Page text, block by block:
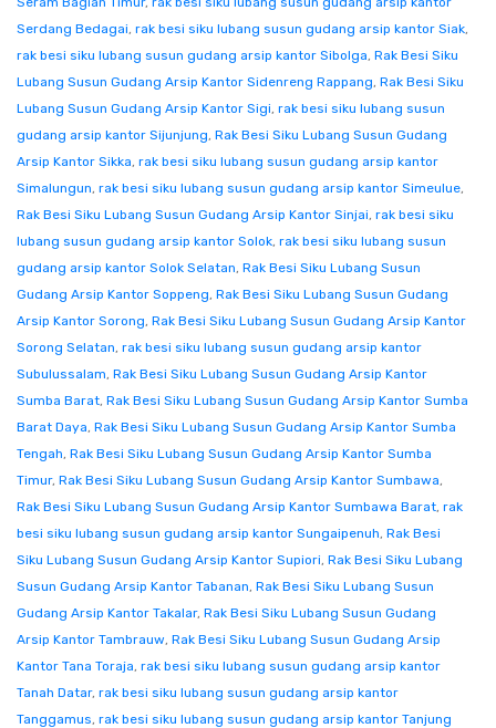
Serdang Bedagai, rak besi siku lubang susun gudang arsip kantor Siak,
rak besi siku lubang susun gudang arsip kantor Sibolga, Rak Besi Siku
Lubang Susun Gudang Arsip Kantor Sidenreng Rappang, Rak Besi Siku
Lubang Susun Gudang Arsip Kantor Sigi, rak besi siku lubang susun
gudang arsip kantor Sijunjung, Rak Besi Siku Lubang Susun Gudang
Arsip Kantor Sikka, rak besi siku lubang susun gudang arsip kantor
Simalungun, rak besi siku lubang susun gudang arsip kantor Simeulue,
Rak Besi Siku Lubang Susun Gudang Arsip Kantor Sinjai, rak besi siku
lubang susun gudang arsip kantor Solok, rak besi siku lubang susun
gudang arsip kantor Solok Selatan, Rak Besi Siku Lubang Susun
Gudang Arsip Kantor Soppeng, Rak Besi Siku Lubang Susun Gudang
Arsip Kantor Sorong, Rak Besi Siku Lubang Susun Gudang Arsip Kantor
Sorong Selatan, rak besi siku lubang susun gudang arsip kantor
Subulussalam, Rak Besi Siku Lubang Susun Gudang Arsip Kantor
Sumba Barat, Rak Besi Siku Lubang Susun Gudang Arsip Kantor Sumba
Barat Daya, Rak Besi Siku Lubang Susun Gudang Arsip Kantor Sumba
Tengah, Rak Besi Siku Lubang Susun Gudang Arsip Kantor Sumba
Timur, Rak Besi Siku Lubang Susun Gudang Arsip Kantor Sumbawa,
Rak Besi Siku Lubang Susun Gudang Arsip Kantor Sumbawa Barat, rak
besi siku lubang susun gudang arsip kantor Sungaipenuh, Rak Besi
Siku Lubang Susun Gudang Arsip Kantor Supiori, Rak Besi Siku Lubang
Susun Gudang Arsip Kantor Tabanan, Rak Besi Siku Lubang Susun
Gudang Arsip Kantor Takalar, Rak Besi Siku Lubang Susun Gudang
Arsip Kantor Tambrauw, Rak Besi Siku Lubang Susun Gudang Arsip
Kantor Tana Toraja, rak besi siku lubang susun gudang arsip kantor
Tanah Datar, rak besi siku lubang susun gudang arsip kantor
Tanggamus, rak besi siku lubang susun gudang arsip kantor Tanjung